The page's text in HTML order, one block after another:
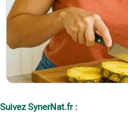
Suivez SynerNat.fr :